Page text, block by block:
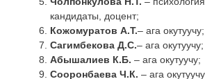
кандидаты, доцент;
Кожомуратов А.Т.– ага окутуучу;
Сагимбекова Д.С.– ага окутуучу;
Абышалиев К.Б. – ага окутуучу;
Сооронбаева Ч.К. – ага